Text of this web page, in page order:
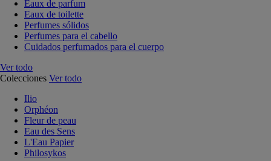
Eaux de parfum
Eaux de toilette
Perfumes sólidos
Perfumes para el cabello
Cuidados perfumados para el cuerpo
Ver todo
Colecciones Ver todo
Ilio
Orphéon
Fleur de peau
Eau des Sens
L'Eau Papier
Philosykos